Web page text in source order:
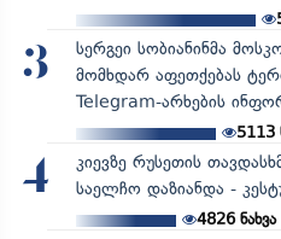
3
სერგეი სობიანინმა
მომხდარ აფეთქებას
Telegram-არხების
5113
4
კიევზე რუსეთის
საელჩო დაზიანდა -
4826ნახვა